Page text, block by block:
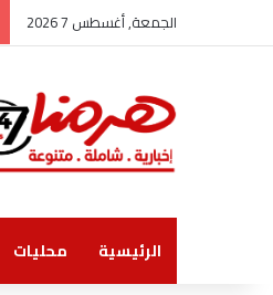
الجمعة, أغسطس 7 2026
الرئيسية محليات